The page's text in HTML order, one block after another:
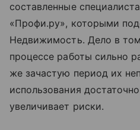
составленные
«‎Профи.ру», которыми
Недвижимость. Дело в
процессе работы сильно
же зачастую период их
использования
увеличивает риски.